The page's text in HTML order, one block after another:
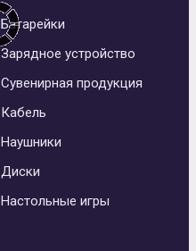
Батарейки
Зарядное устройство
Сувенирная продукция
Кабель
Наушники
Диски
Настольные игры